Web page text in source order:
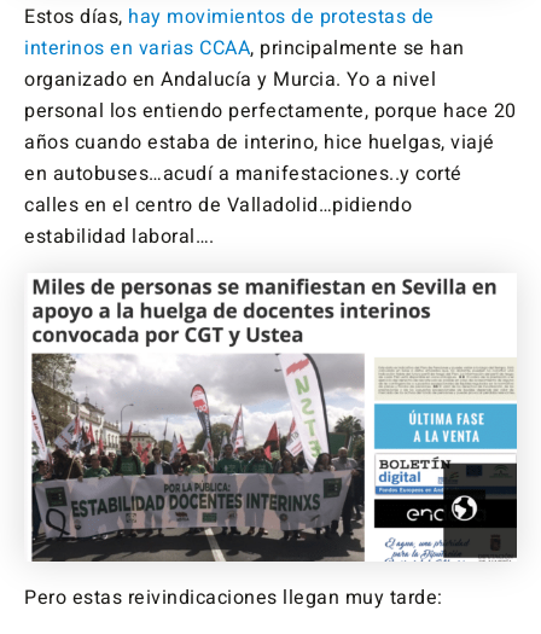
Estos días, hay movimientos de protestas de
interinos en varias CCAA, principalmente se han
organizado en Andalucía y Murcia. Yo a nivel
personal los entiendo perfectamente, porque hace 20
años cuando estaba de interino, hice huelgas, viajé
en autobuses…acudí a manifestaciones..y corté
calles en el centro de Valladolid…pidiendo
estabilidad laboral….
Pero estas reivindicaciones llegan muy tarde: